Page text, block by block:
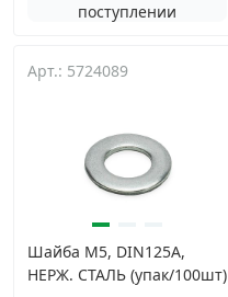
поступлении
Арт.: 5724089
Шайба М5, DIN125A,
НЕРЖ. СТАЛЬ (упак/100шт)